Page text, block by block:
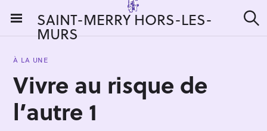
i
SAINT-MERRY HORS-LES-
MURS e
À LA UNE
Vivre au risque de
l’autre 1